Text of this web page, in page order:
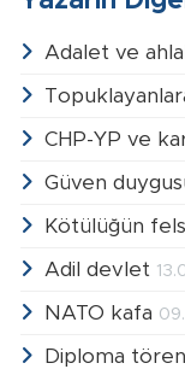
Adalet ve
CHP-YP ve
Güven
Kötülüğün
Adil devlet
NATO kafa
Diploma